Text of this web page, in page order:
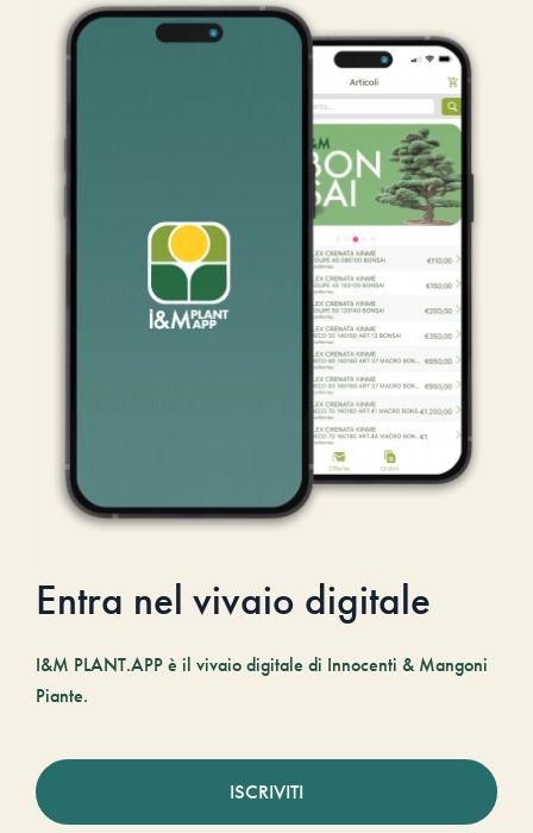
Entra nel vivaio digitale
I&M PLANT.APP è il vivaio digitale di Innocenti & Mangoni
Piante.
ISCRIVITI